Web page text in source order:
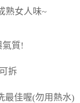
熟女人味~
氣質!
拆
最佳喔(勿用熱水)